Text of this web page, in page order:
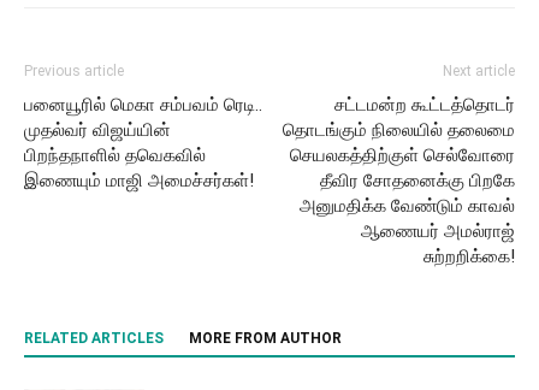
Previous article
பனையூரில் மெகா சம்பவம் ரெடி..
முதல்வர் விஜய்யின்
பிறந்தநாளில் தவெகவில்
இணையும் மாஜி அமைச்சர்கள்!
Next article
சட்டமன்ற கூட்டத்தொடர்
தொடங்கும் நிலையில் தலைமை
செயலகத்திற்குள் செல்வோரை
தீவிர சோதனைக்கு பிறகே
அனுமதிக்க வேண்டும் காவல்
ஆணையர் அமல்ராஜ்
சுற்றறிக்கை!
RELATED ARTICLES MORE FROM AUTHOR